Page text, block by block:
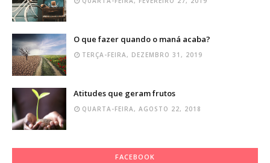
O que fazer quando o maná acaba?
TERÇA-FEIRA, DEZEMBRO 31, 2019
Atitudes que geram frutos
QUARTA-FEIRA, AGOSTO 22, 2018
FACEBOOK